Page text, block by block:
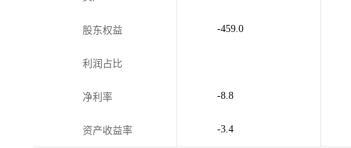
股东权益 -459.0
利润占比
净利率 -8.8
资产收益率 -3.4